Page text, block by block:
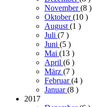
November(8 )
Oktober(10 )
August (1 )
Juli (7 )
Juni (5 )
Mai (13 )
April (6 )
März (7 )
Februar(4 )
Januar(8 )
2017